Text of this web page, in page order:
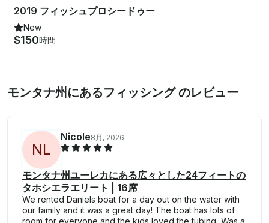
2019 フィッシュプロシードゥー
New
$150時間
モンタナ州にあるフィッシング のレビュー
NL
Nicole8月, 2026
モンタナ州ユーレカにある広々とした24フィートの
タホシエラエリート | 16席
We rented Daniels boat for a day out on the water with
our family and it was a great day! The boat has lots of
room for everyone and the kids loved the tubing. Was a